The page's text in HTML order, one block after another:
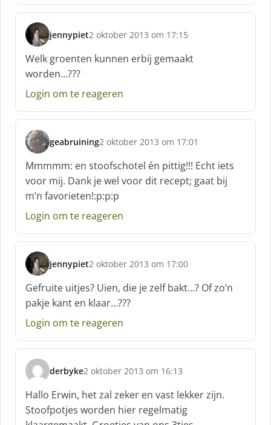
f
jennypiet
s
c
h
r
e
f
2 oktober 2013 om 17:15
Welk groenten kunnen erbij gemaakt
worden…???
Login om te reageren
geabruining
s
c
h
r
e
e
:
2 oktober 2013 om 17:01
Mmmmm: en stoofschotel én pittig!!! Echt iets
voor mij. Dank je wel voor dit recept; gaat bij
m’n favorieten!:p:p:p
Login om te reageren
jennypiet
s
c
h
r
e
f
2 oktober 2013 om 17:00
Gefruite uitjes? Uien, die je zelf bakt…? Of zo’n
pakje kant en klaar…???
Login om te reageren
derbyke
s
c
h
r
2 oktober 2013 om 16:13
Hallo Erwin, het zal zeker en vast lekker zijn.
Stoofpotjes worden hier regelmatig